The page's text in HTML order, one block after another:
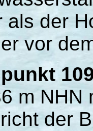
als der
vor
m NHN
der